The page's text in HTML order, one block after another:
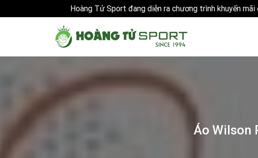
Hoàng Tử Sport đang diễn ra chương trình khuyến
Áo Wilson